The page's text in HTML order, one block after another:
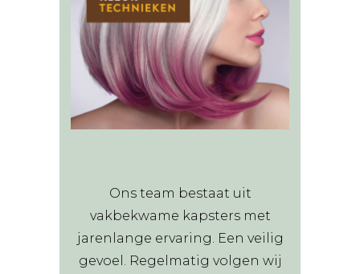
Ons team bestaat uit
vakbekwame kapsters met
jarenlange ervaring. Een veilig
gevoel. Regelmatig volgen wij